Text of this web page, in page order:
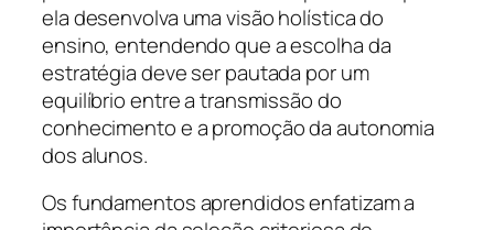
ela desenvolva uma visão holística do
ensino, entendendo que a escolha da
estratégia deve ser pautada por um
equilíbrio entre a transmissão do
conhecimento e a promoção da autonomia
dos alunos.
Os fundamentos aprendidos enfatizam a